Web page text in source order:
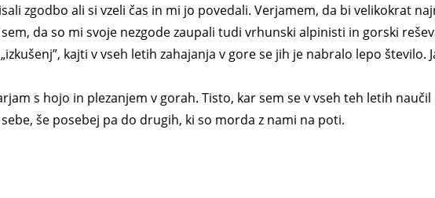
zgodbo ali si vzeli čas in mi jo povedali. Verjamem, da bi velikokrat
da so mi svoje nezgode zaupali tudi vrhunski alpinisti in gorski
kajti v vseh letih zahajanja v gore se jih je nabralo lepo število.
s hojo in plezanjem v gorah. Tisto, kar sem se v vseh teh letih
še posebej pa do drugih, ki so morda z nami na poti.